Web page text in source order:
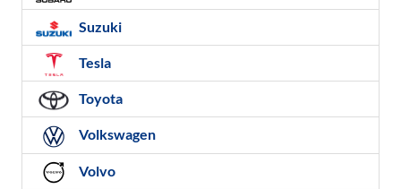
Suzuki
Tesla
Toyota
Volkswagen
Volvo